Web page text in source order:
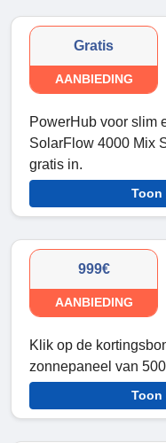
Gratis
AANBIEDING
PowerHub voor slim
SolarFlow 4000 Mix
gratis in.
Toon
999€
AANBIEDING
Klik op de
zonnepaneel van
Toon